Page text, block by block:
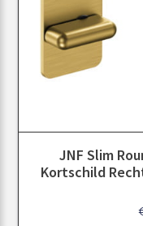
JNF Slim
Kortschild